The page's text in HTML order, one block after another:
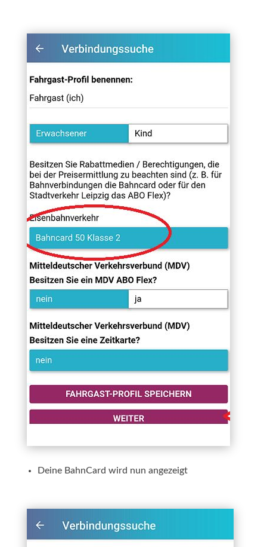
Deine BahnCard wird nun angezeigt